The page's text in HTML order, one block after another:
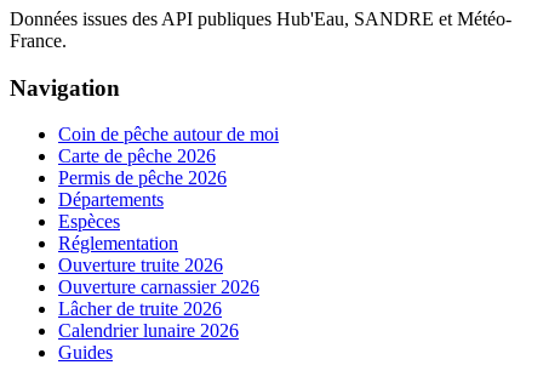
Données issues des API publiques Hub'Eau, SANDRE et Météo-
France.
Navigation
Coin de pêche autour de moi
Carte de pêche 2026
Permis de pêche 2026
Départements
Espèces
Réglementation
Ouverture truite 2026
Ouverture carnassier 2026
Lâcher de truite 2026
Calendrier lunaire 2026
Guides